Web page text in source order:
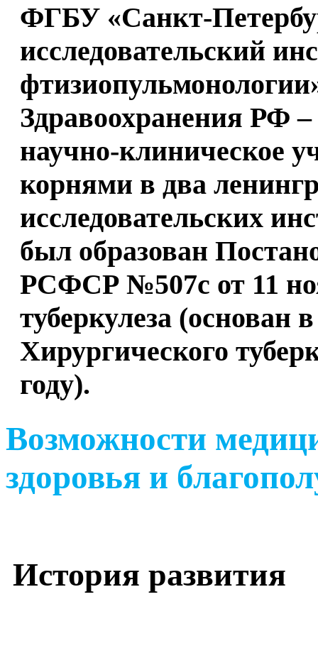
ФГБУ «Санкт-
исследовательский
Здравоохранения РФ –
научно-клиническое
корнями в два
исследовательских
был образован
РСФСР №507с от 11
туберкулеза (основан
Хирургического
году).
Возможности
здоровья и
История развития